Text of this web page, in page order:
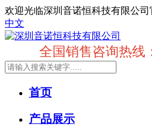
欢迎光临深圳音诺恒科技有限公司
中文
全国销售咨询热线
首页
产品展示